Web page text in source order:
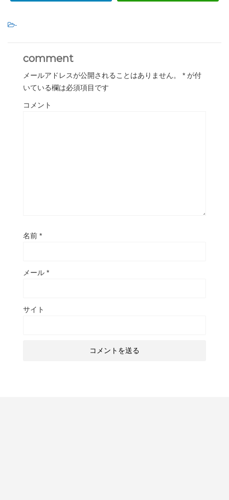
-
comment
メールアドレスが公開されることはありません。 * が付
いている欄は必須項目です
コメント
名前 *
メール *
サイト